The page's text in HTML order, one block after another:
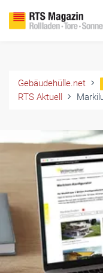
Gebäudehülle.net
RTS Aktuell